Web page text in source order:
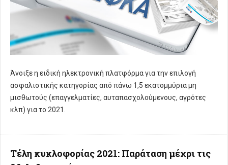
Άνοιξε η ειδική ηλεκτρονική πλατφόρμα για την επιλογή
ασφαλιστικής κατηγορίας από πάνω 1,5 εκατομμύρια μη
μισθωτούς (επαγγελματίες, αυταπασχολούμενους, αγρότες
κλπ) για το 2021.
Τέλη κυκλοφορίας 2021: Παράταση μέχρι τις